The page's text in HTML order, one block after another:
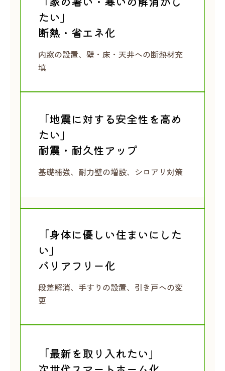
たい」
断熱・省エネ化
内窓の設置、壁・床・天井への断熱材充
填
「地震に対する安全性を高め
たい」
耐震・耐久性アップ
基礎補強、耐力壁の増設、シロアリ対策
「身体に優しい住まいにした
い」
バリアフリー化
段差解消、手すりの設置、引き戸への変
更
「最新を取り入れたい」